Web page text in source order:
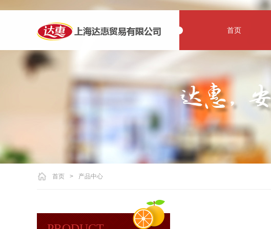
首页
首页 > 产品中心